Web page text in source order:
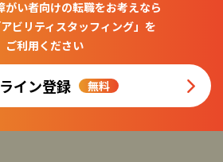
がい者向けの転職をお考えなら
ビリティスタッフィング」を
ご利用ください
イン登録 無料